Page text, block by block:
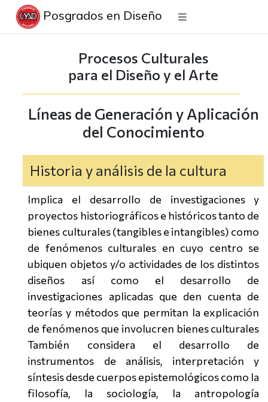
Posgrados en Diseño
Procesos Culturales
para el Diseño y el Arte
Líneas de Generación y Aplicación
del Conocimiento
Historia y análisis de la cultura
Implica el desarrollo de investigaciones y
proyectos historiográficos e históricos tanto de
bienes culturales (tangibles e intangibles) como
de fenómenos culturales en cuyo centro se
ubiquen objetos y/o actividades de los distintos
diseños así como el desarrollo de
investigaciones aplicadas que den cuenta de
teorías y métodos que permitan la explicación
de fenómenos que involucren bienes culturales
También considera el desarrollo de
instrumentos de análisis, interpretación y
síntesis desde cuerpos epistemológicos como la
filosofía, la sociología, la antropología